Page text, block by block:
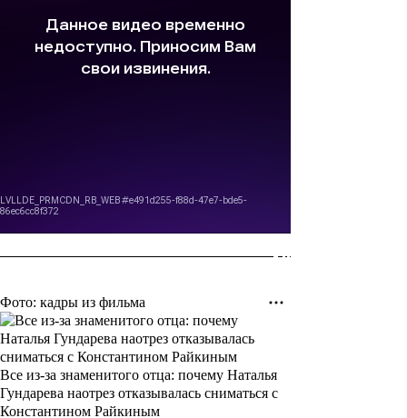
Фото: кадры из фильма
Все из-за знаменитого отца: почему Наталья
Гундарева наотрез отказывалась сниматься с
Константином Райкиным